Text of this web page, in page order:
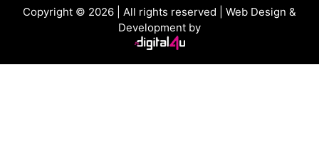
Copyright © 2026 | All rights reserved | Web Design &
Development by